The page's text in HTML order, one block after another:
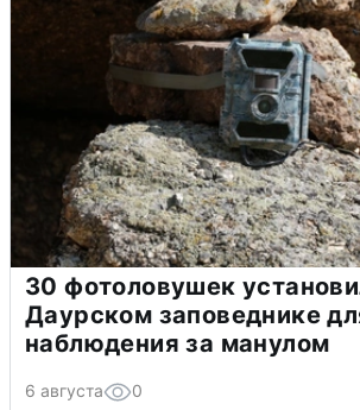
30 фотоловушек
Даурском заповеднике
наблюдения за манулом
6 августа 0